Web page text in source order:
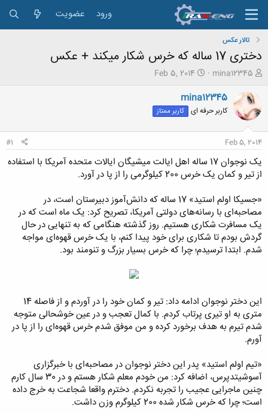
ورود عضویت
تالار عکس
دختری 17 ساله که خرس شکار میکند + عکس
ش
و
ع
ک
ه
م
و
و
ع
mina12345
ت
ر
خ
ع
Feb 5, 2014
mina12345
کاربر حرفه ای کاربر ممتاز
Feb 5, 2014
#1
یک نوجوان 17 ساله اهل ایالت میشیگان ایالات متحده آمریکا با استفاده
از تیر و کمان یک خرس 200 کیلوگرمی را از پا در آورد.
«جسیکا اولم استید» 17 ساله که دانش‌آموز دبیرستان است، در
مصاحبه‌ای با رسانه‌های دولتی آمریکا، تصریح کرد: یک ماه است که در
یک مسافرت شکاری هستیم. روز گذشته هنگامی که به تنهایی در حال
گردش بودم تا شکاری برای خود پیدا کنم، با یک خرس قهوه‌ای مواجه
شدم. ابتدا ترسیدم؛ چرا که خرس بسیار بزرگ و تنومند بود.
این دختر نوجوان ادامه داد: تیر و کمان خود را در آوردم و از فاصله 14
متری به او تیری پرتاب کردم. با کمال تعجب و در عین خوشحالی متوجه
شدم تیرم به هدف برخورد کرده و من موفق شدم خرس قهوه‌ای را از پا در
آورم.
«تیم اولم استید» پدر این دختر نوجوان در مصاحبه‌ای با خبرگزاری
آسوشیتدپرس، اضافه کرد: من خودم معلم شکار هستم و در 30 سال کارم
چنین ماجرایی عجیب را تجربه نکردم. دخترم واقعا شجاعت به خرج داده
است؛ چرا که خرس شکار شده 200 کیلوگرم وزن داشت.